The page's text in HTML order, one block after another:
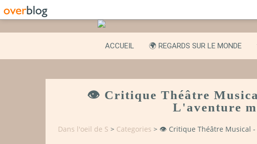
ACCUEIL 🌍 REGARDS SUR LE MONDE
👁️ Critique Théâtre
L'aventure
Dans l'oeil de S > Categories > 👁️ Critique Théâtre Musical -